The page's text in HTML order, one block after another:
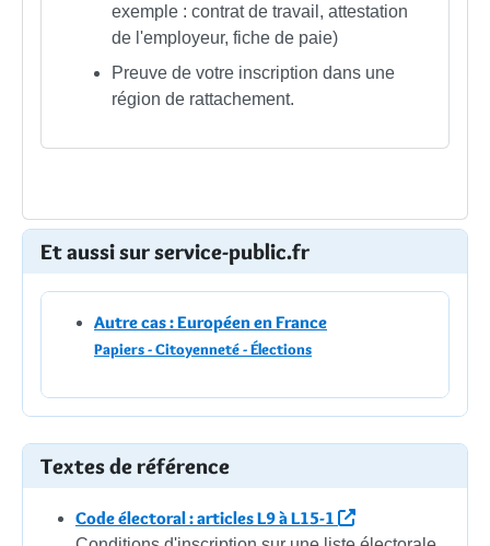
exemple : contrat de travail, attestation
de l'employeur, fiche de paie)
Preuve de votre inscription dans une
région de rattachement.
Et aussi sur service-public.fr
Autre cas : Européen en France
Papiers - Citoyenneté - Élections
Textes de référence
Code électoral : articles L9 à L15-1